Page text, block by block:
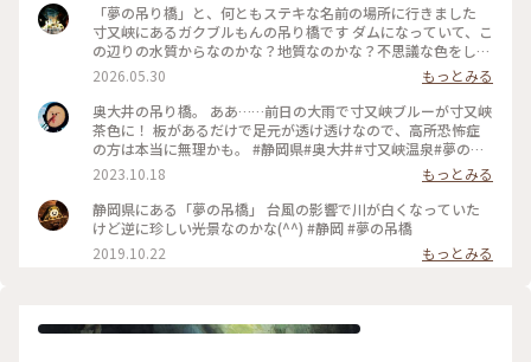
「夢の吊り橋」と、何ともステキな名前の場所に行きました
寸又峡にあるガクブルもんの吊り橋です ダムになっていて、こ
の辺りの水質からなのかな？地質なのかな？不思議な色をして
います
2026.05.30
もっとみる
奥大井の吊り橋。 ああ……前日の大雨で寸又峡ブルーが寸又峡
茶色に！ 板があるだけで足元が透け透けなので、高所恐怖症
の方は本当に無理かも。 #静岡県#奥大井#寸又峡温泉#夢の吊
り橋
2023.10.18
もっとみる
静岡県にある「夢の吊橋」 台風の影響で川が白くなっていた
けど逆に珍しい光景なのかな(^^) #静岡 #夢の吊橋
2019.10.22
もっとみる